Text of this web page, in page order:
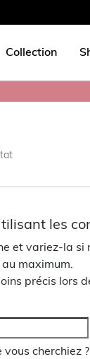
Collection
les
et variez-la si
maximum.
précis lors
vous